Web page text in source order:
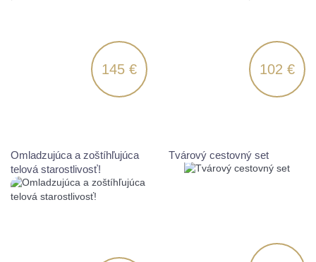
145 € 102 €
Omladzujúca a zoštíhľujúca
telová starostlivosť!
Tvárový cestovný set